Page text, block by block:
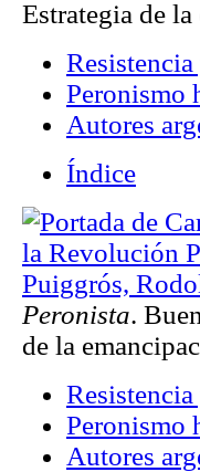
Estrategia de
Peronismo
Autores
Índice
Puiggrós,
Peronista.
de la
Peronismo
Autores